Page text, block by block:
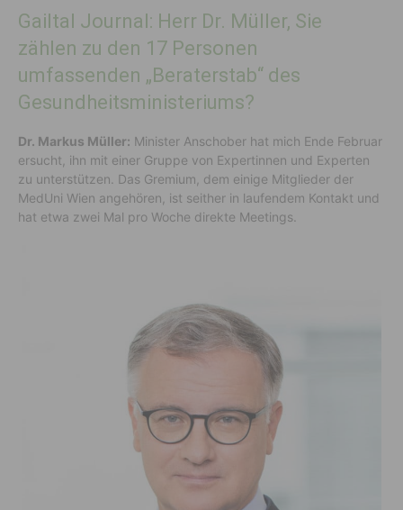
Gailtal Journal: Herr Dr. Müller, Sie
zählen zu den 17 Personen
umfassenden „Beraterstab“ des
Gesundheitsministeriums?
Dr. Markus Müller: Minister Anschober hat mich Ende Februar
ersucht, ihn mit einer Gruppe von Expertinnen und Experten
zu unterstützen. Das Gremium, dem einige Mitglieder der
MedUni Wien angehören, ist seither in laufendem Kontakt und
hat etwa zwei Mal pro Woche direkte Meetings.